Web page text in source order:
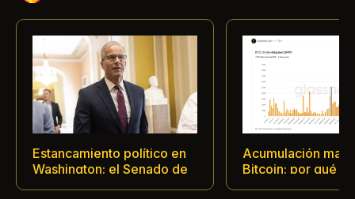
Estancamiento político en
Washington: el Senado de
Acumulación
Bitcoin: por qué la